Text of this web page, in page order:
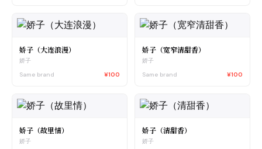
娇子（大连浪漫）
娇子
Same brand
¥100
娇子（宽窄清甜香）
娇子
Same brand
¥100
娇子（故里情）
娇子
娇子（清甜香）
娇子